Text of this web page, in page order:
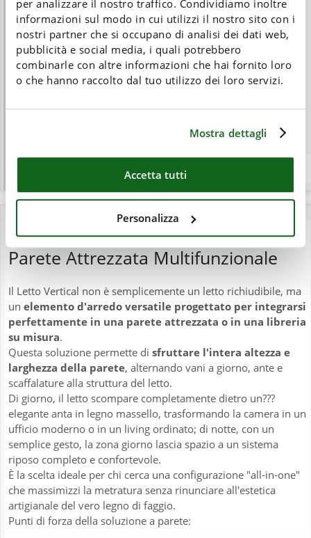
per analizzare il nostro traffico. Condividiamo inoltre
informazioni sul modo in cui utilizzi il nostro sito con i
nostri partner che si occupano di analisi dei dati web,
pubblicità e social media, i quali potrebbero
combinarle con altre informazioni che hai fornito loro
o che hanno raccolto dal tuo utilizzo dei loro servizi.
Mostra dettagli
Accetta tutti
Personalizza
Letto Vertical Aperto- Pannelli di chiusura in Stile Giapponese
Letto a Scomparsa Vertical: La
Parete Attrezzata Multifunzionale
Il Letto Vertical non è semplicemente un letto richiudibile, ma
unelemento d'arredo versatile progettato per integrarsi
perfettamente in una parete attrezzata o in una libreria
su misura.
Questa soluzione permette disfruttare l'intera altezza e
larghezza della parete, alternando vani a giorno, ante e
scaffalature alla struttura del letto.
Di giorno, il letto scompare completamente dietro un???
elegante anta in legno massello, trasformando la camera in un
ufficio moderno o in un living ordinato; di notte, con un
semplice gesto, la zona giorno lascia spazio a un sistema
riposo completo e confortevole.
È la scelta ideale per chi cerca una configurazione "all-in-one"
che massimizzi la metratura senza rinunciare all'estetica
artigianale del vero legno di faggio.
Punti di forza della soluzione a parete: